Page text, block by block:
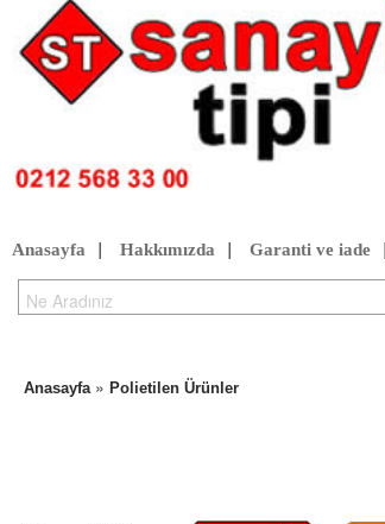
Anasayfa Hakkımızda Garanti ve iade
Anasayfa» Polietilen Ürünler